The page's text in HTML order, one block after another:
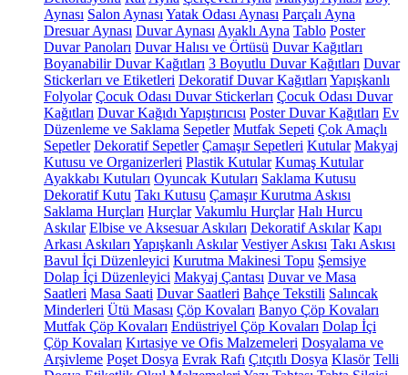
Aynası Salon Aynası Yatak Odası Aynası Parçalı Ayna
Dresuar Aynası Duvar Aynası Ayaklı Ayna Tablo Poster
Duvar Panoları Duvar Halısı ve Örtüsü Duvar Kağıtları
Boyanabilir Duvar Kağıtları 3 Boyutlu Duvar Kağıtları Duvar
Stickerları ve Etiketleri Dekoratif Duvar Kağıtları Yapışkanlı
Folyolar Çocuk Odası Duvar Stickerları Çocuk Odası Duvar
Kağıtları Duvar Kağıdı Yapıştırıcısı Poster Duvar Kağıtları Ev
Düzenleme ve Saklama Sepetler Mutfak Sepeti Çok Amaçlı
Sepetler Dekoratif Sepetler Çamaşır Sepetleri Kutular Makyaj
Kutusu ve Organizerleri Plastik Kutular Kumaş Kutular
Ayakkabı Kutuları Oyuncak Kutuları Saklama Kutusu
Dekoratif Kutu Takı Kutusu Çamaşır Kurutma Askısı
Saklama Hurçları Hurçlar Vakumlu Hurçlar Halı Hurcu
Askılar Elbise ve Aksesuar Askıları Dekoratif Askılar Kapı
Arkası Askıları Yapışkanlı Askılar Vestiyer Askısı Takı Askısı
Bavul İçi Düzenleyici Kurutma Makinesi Topu Şemsiye
Dolap İçi Düzenleyici Makyaj Çantası Duvar ve Masa
Saatleri Masa Saati Duvar Saatleri Bahçe Tekstili Salıncak
Minderleri Ütü Masası Çöp Kovaları Banyo Çöp Kovaları
Mutfak Çöp Kovaları Endüstriyel Çöp Kovaları Dolap İçi
Çöp Kovaları Kırtasiye ve Ofis Malzemeleri Dosyalama ve
Arşivleme Poşet Dosya Evrak Rafı Çıtçıtlı Dosya Klasör Telli